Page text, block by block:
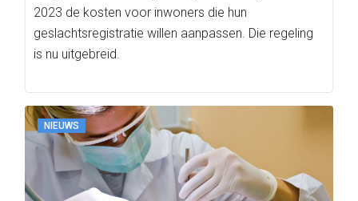
2023 de kosten voor inwoners die hun
geslachtsregistratie willen aanpassen. Die regeling
is nu uitgebreid.
NIEUWS